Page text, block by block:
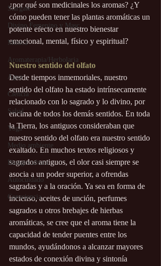
Stargate
Divino Femenino y Masc.
Música
Aromaterapia/Herbolaria
Agua
Ciencia
Salud
Yoga
Medio ambiente
Bioagricultura
Autocuidado
Consciencia
¿por qué son medicinales los aromas? ¿Y
cómo pueden tener las plantas aromáticas un
potente efecto en nuestro bienestar
emocional, mental, físico y espiritual?
Nuestro sentido del olfato
Desde tiempos inmemoriales, nuestro
sentido del olfato ha estado intrínsecamente
relacionado con lo sagrado y lo divino, por
encima de todos los demás sentidos. En toda
la Tierra, los antiguos consideraban que
nuestro sentido del olfato era nuestro sentido
exaltado. En muchos textos religiosos y
sagrados antiguos, el olor casi siempre se
asocia a un poder superior, a ofrendas
sagradas y a la oración. Ya sea en forma de
incienso, aceites de unción, perfumes
sagrados u otros brebajes de hierbas
aromáticas, se cree que el aroma tiene la
capacidad de tender puentes entre los
mundos, ayudándonos a alcanzar mayores
estados de conexión divina y sintonía